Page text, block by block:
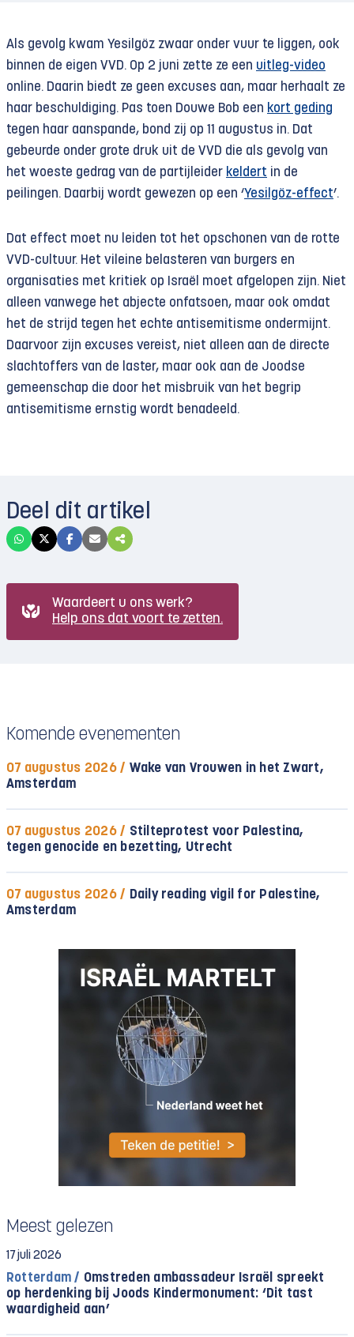
Als gevolg kwam Yesilgöz zwaar onder vuur te liggen, ook
binnen de eigen VVD. Op 2 juni zette ze een uitleg-video
online. Daarin biedt ze geen excuses aan, maar herhaalt ze
haar beschuldiging. Pas toen Douwe Bob een kort geding
tegen haar aanspande, bond zij op 11 augustus in. Dat
gebeurde onder grote druk uit de VVD die als gevolg van
het woeste gedrag van de partijleider keldert in de
peilingen. Daarbij wordt gewezen op een ‘Yesilgöz-effect’.
Dat effect moet nu leiden tot het opschonen van de rotte
VVD-cultuur. Het vileine belasteren van burgers en
organisaties met kritiek op Israël moet afgelopen zijn. Niet
alleen vanwege het abjecte onfatsoen, maar ook omdat
het de strijd tegen het echte antisemitisme ondermijnt.
Daarvoor zijn excuses vereist, niet alleen aan de directe
slachtoffers van de laster, maar ook aan de Joodse
gemeenschap die door het misbruik van het begrip
antisemitisme ernstig wordt benadeeld.
Deel dit artikel
Waardeert u ons werk?
Help ons dat voort te zetten.
Komende evenementen
07 augustus 2026 / Wake van Vrouwen in het Zwart,
Amsterdam
07 augustus 2026 / Stilteprotest voor Palestina,
tegen genocide en bezetting, Utrecht
07 augustus 2026 / Daily reading vigil for Palestine,
Amsterdam
Meest gelezen
17 juli 2026
Rotterdam / Omstreden ambassadeur Israël spreekt
op herdenking bij Joods Kindermonument: ‘Dit tast
waardigheid aan’